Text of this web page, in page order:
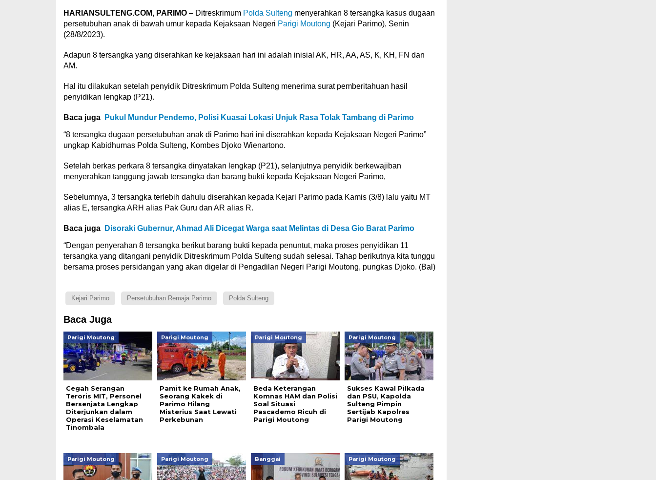
HARIANSULTENG.COM, PARIMO– Ditreskrimum Polda Sulteng menyerahkan 8 tersangka kasus dugaan
persetubuhan anak di bawah umur kepada Kejaksaan Negeri Parigi Moutong (Kejari Parimo), Senin
(28/8/2023).
Adapun 8 tersangka yang diserahkan ke kejaksaan hari ini adalah inisial AK, HR, AA, AS, K, KH, FN dan
AM.
Hal itu dilakukan setelah penyidik Ditreskrimum Polda Sulteng menerima surat pemberitahuan hasil
penyidikan lengkap (P21).
Baca juga Pukul Mundur Pendemo, Polisi Kuasai Lokasi Unjuk Rasa Tolak Tambang di Parimo
“8 tersangka dugaan persetubuhan anak di Parimo hari ini diserahkan kepada Kejaksaan Negeri Parimo”
ungkap Kabidhumas Polda Sulteng, Kombes Djoko Wienartono.
Setelah berkas perkara 8 tersangka dinyatakan lengkap (P21), selanjutnya penyidik berkewajiban
menyerahkan tanggung jawab tersangka dan barang bukti kepada Kejaksaan Negeri Parimo,
Sebelumnya, 3 tersangka terlebih dahulu diserahkan kepada Kejari Parimo pada Kamis (3/8) lalu yaitu MT
alias E, tersangka ARH alias Pak Guru dan AR alias R.
Baca juga Disoraki Gubernur, Ahmad Ali Dicegat Warga saat Melintas di Desa Gio Barat Parimo
“Dengan penyerahan 8 tersangka berikut barang bukti kepada penuntut, maka proses penyidikan 11
tersangka yang ditangani penyidik Ditreskrimum Polda Sulteng sudah selesai. Tahap berikutnya kita tunggu
bersama proses persidangan yang akan digelar di Pengadilan Negeri Parigi Moutong, pungkas Djoko. (Bal)
Kejari Parimo Persetubuhan Remaja Parimo Polda Sulteng
Baca Juga
Parigi Moutong
Cegah Serangan
Teroris MIT, Personel
Bersenjata Lengkap
Diterjunkan dalam
Operasi Keselamatan
Tinombala
Parigi Moutong
Pamit ke Rumah Anak,
Seorang Kakek di
Parimo Hilang
Misterius Saat Lewati
Perkebunan
Parigi Moutong
Beda Keterangan
Komnas HAM dan Polisi
Soal Situasi
Pascademo Ricuh di
Parigi Moutong
Parigi Moutong
Sukses Kawal Pilkada
dan PSU, Kapolda
Sulteng Pimpin
Sertijab Kapolres
Parigi Moutong
Parigi Moutong Parigi Moutong Banggai Parigi Moutong